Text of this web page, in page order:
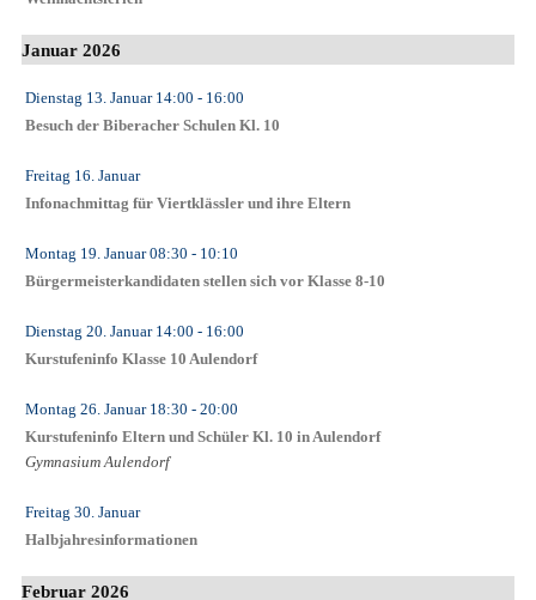
Januar 2026
Dienstag 13. Januar14:00 - 16:00
Besuch der Biberacher Schulen Kl. 10
Freitag 16. Januar
Infonachmittag für Viertklässler und ihre Eltern
Montag 19. Januar08:30 - 10:10
Bürgermeisterkandidaten stellen sich vor Klasse 8-10
Dienstag 20. Januar14:00 - 16:00
Kurstufeninfo Klasse 10 Aulendorf
Montag 26. Januar18:30 - 20:00
Kurstufeninfo Eltern und Schüler Kl. 10 in Aulendorf
Gymnasium Aulendorf
Freitag 30. Januar
Halbjahresinformationen
Februar 2026